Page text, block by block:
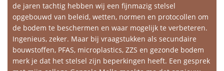
de jaren tachtig hebben wij een fijnmazig stelsel
opgebouwd van beleid, wetten, normen en protocollen om
de bodem te beschermen en waar mogelijk te verbeteren.
Ingenieus, zeker. Maar bij vraagstukken als secundaire
bouwstoffen, PFAS, microplastics, ZZS en gezonde bodem
merk je dat het stelsel zijn beperkingen heeft. Een gesprek